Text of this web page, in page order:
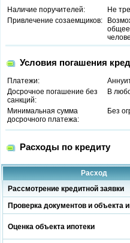
Наличие поручителей:
Не
Привлечение созаемщиков:
общее
Условия погашения
Платежи:
Досрочное погашение без
санкций:
В
Минимальная сумма
досрочного платежа:
Без
Расходы по кредиту
Расход
Рассмотрение кредитной заявки
Проверка документов и объекта
Оценка объекта ипотеки